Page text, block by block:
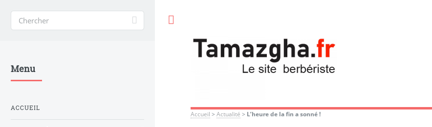
Accueil >Actualité > L’heure de la fin a sonné !
Menu
ACCUEIL